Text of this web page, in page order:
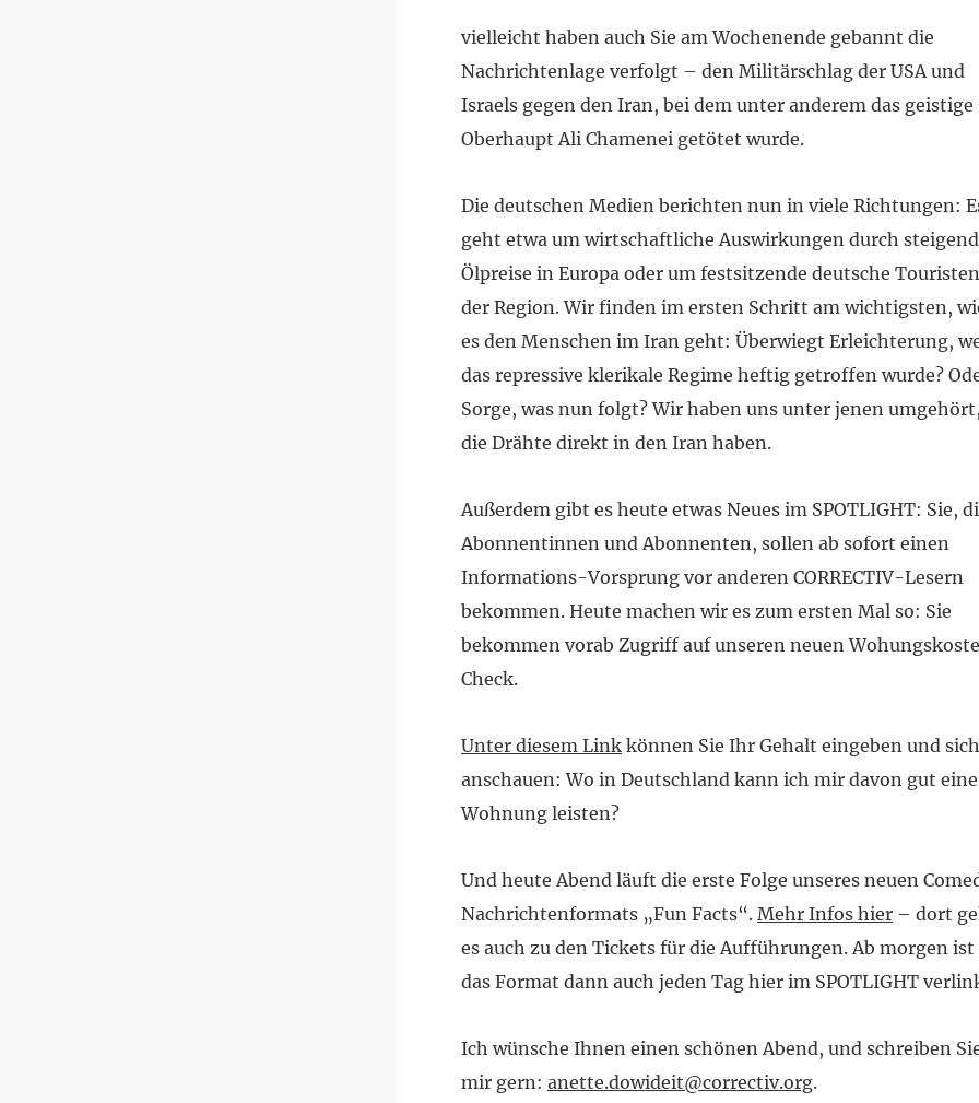
vielleicht haben auch Sie am Wochenende gebannt die
Nachrichtenlage verfolgt – den Militärschlag der USA und
Israels gegen den Iran, bei dem unter anderem das geistige
Oberhaupt Ali Chamenei getötet wurde.
Die deutschen Medien berichten nun in viele Richtungen:
geht etwa um wirtschaftliche Auswirkungen durch
Ölpreise in Europa oder um festsitzende deutsche
der Region. Wir finden im ersten Schritt am wichtigsten,
es den Menschen im Iran geht: Überwiegt Erleichterung,
das repressive klerikale Regime heftig getroffen wurde?
Sorge, was nun folgt? Wir haben uns unter jenen umgehört,
die Drähte direkt in den Iran haben.
Außerdem gibt es heute etwas Neues im SPOTLIGHT: Sie,
Abonnentinnen und Abonnenten, sollen ab sofort einen
Informations-Vorsprung vor anderen CORRECTIV-Lesern
bekommen. Heute machen wir es zum ersten Mal so: Sie
bekommen vorab Zugriff auf unseren neuen
Check.
Unter diesem Link können Sie Ihr Gehalt eingeben und sich
anschauen: Wo in Deutschland kann ich mir davon gut eine
Wohnung leisten?
Und heute Abend läuft die erste Folge unseres neuen
Nachrichtenformats „Fun Facts“. Mehr Infos hier – dort
es auch zu den Tickets für die Aufführungen. Ab morgen ist
das Format dann auch jeden Tag hier im SPOTLIGHT
Ich wünsche Ihnen einen schönen Abend, und schreiben
mir gern: anette.dowideit@correctiv.org.